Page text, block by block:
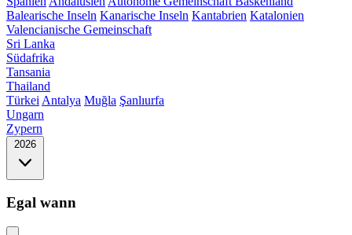
Balearische Inseln Kanarische Inseln Kantabrien Katalonien
Valencianische Gemeinschaft
Sri Lanka
Südafrika
Tansania
Thailand
Türkei Antalya Muğla Şanlıurfa
Ungarn
Zypern
2026
Egal wann